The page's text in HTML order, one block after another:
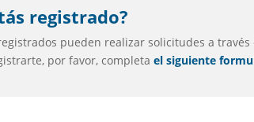
registrado?
pueden realizar solicitudes a través
por favor, completael siguiente